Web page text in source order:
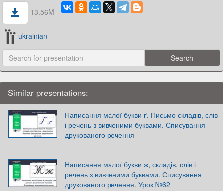
13.56M
ukrainian
Similar presentations:
Написання малої букви ґ. Письмо складів, слів
і речень з вивченими буквами. Списування
друкованого речення
Написання малої букви ж, складів, слів і
речень з вивченими буквами. Списування
друкованого речення. Урок №62